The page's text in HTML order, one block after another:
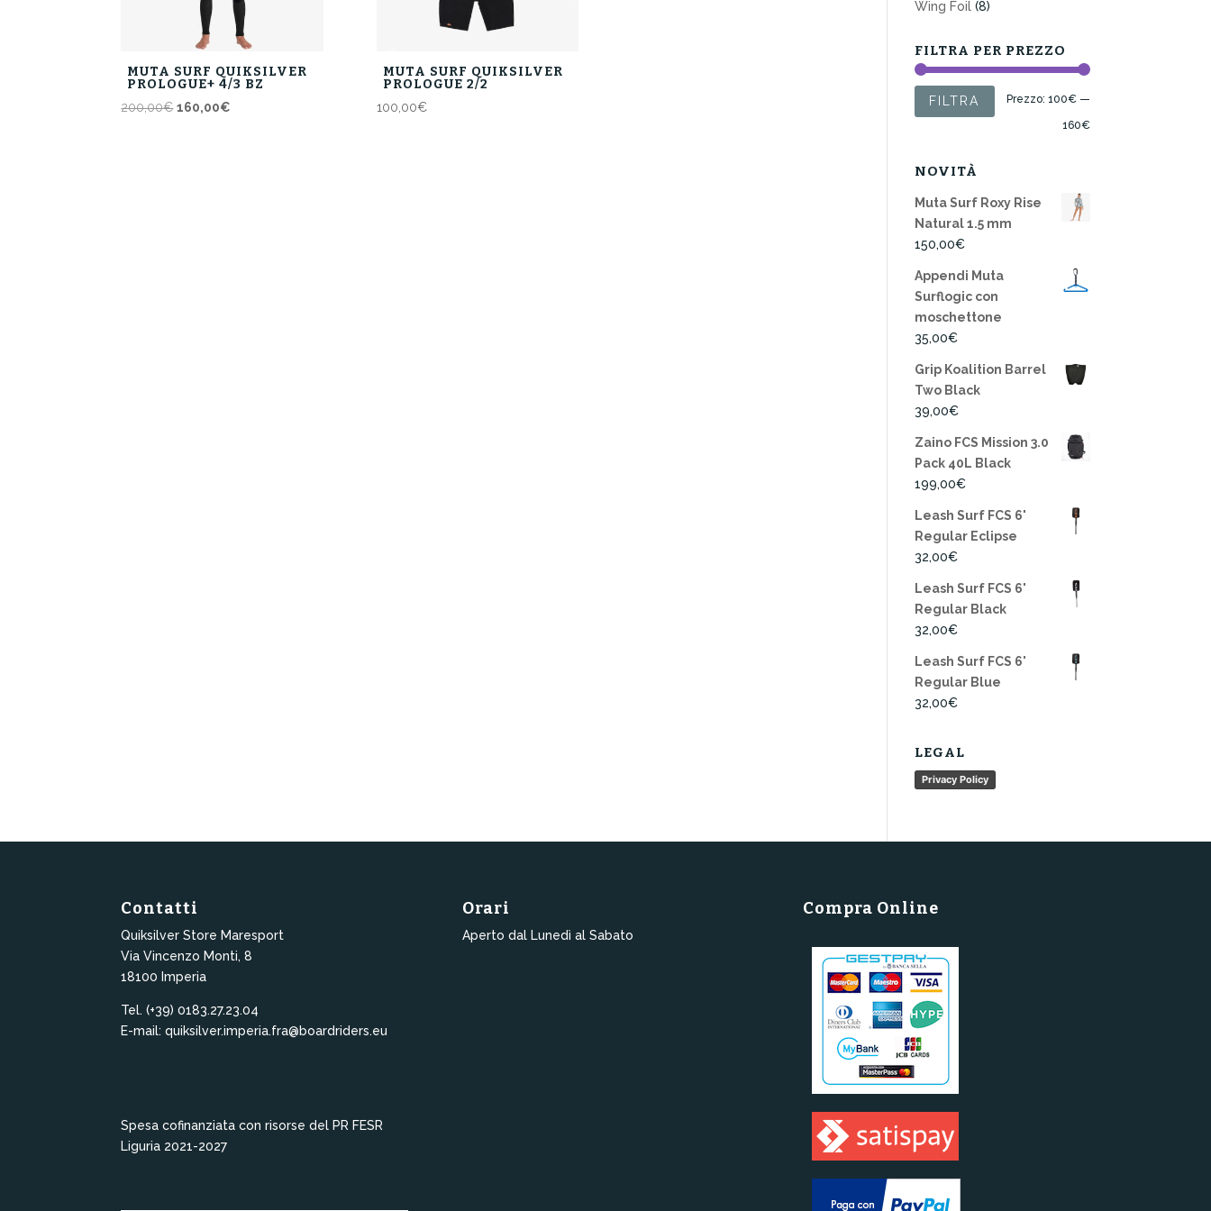
MUTA SURF QUIKSILVER
PROLOGUE+ 4/3 BZ
200,00€ Il
160,00€
MUTA SURF QUIKSILVER
PROLOGUE 2/2
100,00€
Wing Foil (8)
FILTRA PER PREZZO
Prezzo
Min
Prezzo
Max
FILTRA Prezzo: 100€—
160€
NOVITÀ
Muta Surf Roxy Rise
Natural 1.5 mm
150,00€
Appendi Muta
Surflogic con
moschettone
35,00€
Grip Koalition Barrel
Two Black
39,00€
Zaino FCS Mission 3.0
Pack 40L Black
199,00€
Leash Surf FCS 6'
Regular Eclipse
32,00€
Leash Surf FCS 6'
Regular Black
32,00€
Leash Surf FCS 6'
Regular Blue
32,00€
LEGAL
Privacy Policy
Contatti
Quiksilver Store Maresport
Via Vincenzo Monti, 8
18100 Imperia
Tel. (+39) 0183.27.23.04
E-mail: quiksilver.imperia.fra@boardriders.eu
Spesa cofinanziata con risorse del PR FESR
Liguria 2021-2027
Orari
Aperto dal Lunedì al Sabato
Compra Online